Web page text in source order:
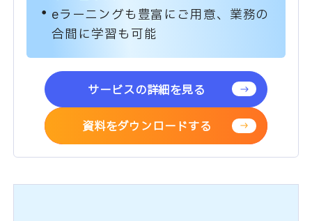
eラーニングも豊富にご用意、業務の
合間に学習も可能
サービスの詳細を見る
資料をダウンロードする